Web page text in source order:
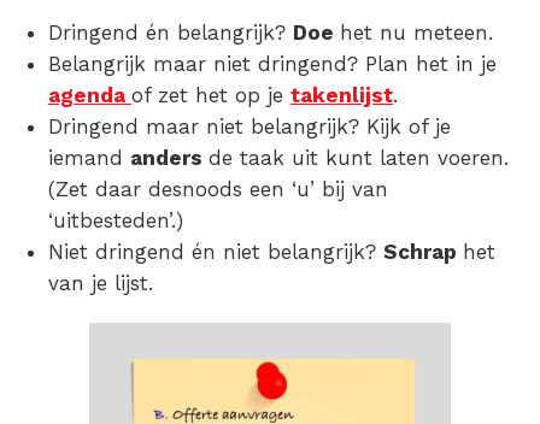
Dringend én belangrijk? Doe het nu meteen.
Belangrijk maar niet dringend? Plan het in je
agenda of zet het op je takenlijst.
Dringend maar niet belangrijk? Kijk of je
iemand anders de taak uit kunt laten voeren.
(Zet daar desnoods een ‘u’ bij van
‘uitbesteden’.)
Niet dringend én niet belangrijk? Schrap het
van je lijst.